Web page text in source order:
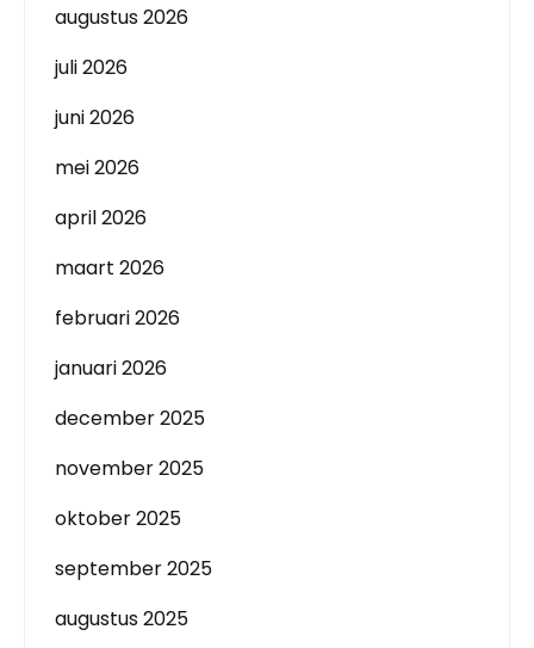
augustus 2026
juli 2026
juni 2026
mei 2026
april 2026
maart 2026
februari 2026
januari 2026
december 2025
november 2025
oktober 2025
september 2025
augustus 2025